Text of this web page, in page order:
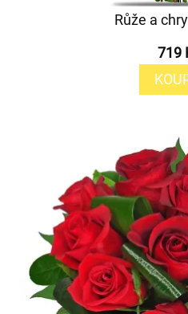
Růže a
719